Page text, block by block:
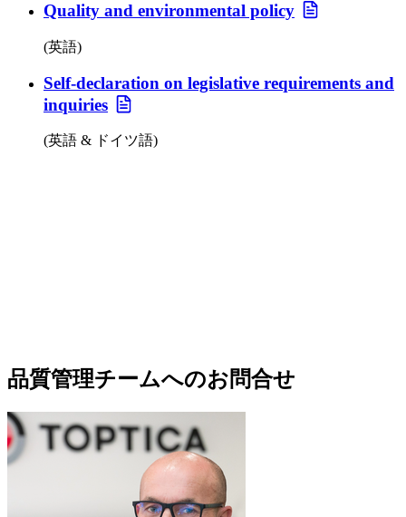
Quality and environmental policy
(英語)
Self-declaration on legislative requirements and
inquiries
(英語 & ドイツ語)
品質管理チームへのお問合せ